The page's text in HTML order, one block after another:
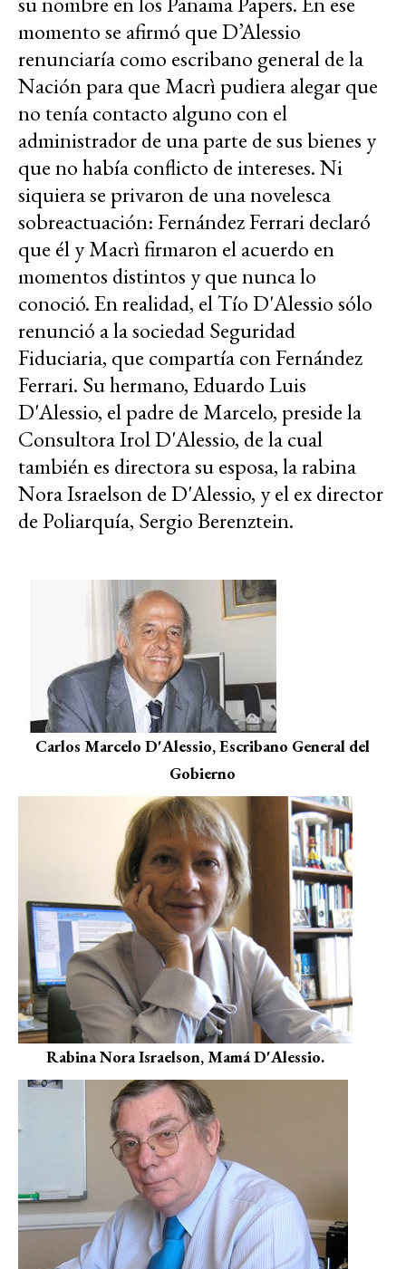
momento se afirmó que D’Alessio
renunciaría como escribano general de la
Nación para que Macrì pudiera alegar que
no tenía contacto alguno con el
administrador de una parte de sus bienes y
que no había conflicto de intereses. Ni
siquiera se privaron de una novelesca
sobreactuación: Fernández Ferrari declaró
que él y Macrì firmaron el acuerdo en
momentos distintos y que nunca lo
conoció. En realidad, el Tío D'Alessio sólo
renunció a la sociedad Seguridad
Fiduciaria, que compartía con Fernández
Ferrari. Su hermano, Eduardo Luis
D'Alessio, el padre de Marcelo, preside la
Consultora Irol D'Alessio, de la cual
también es directora su esposa, la rabina
Nora Israelson de D'Alessio, y el ex director
de Poliarquía, Sergio Berenztein.
Carlos Marcelo D'Alessio, Escribano General del
Gobierno
Rabina Nora Israelson, Mamá D'Alessio.